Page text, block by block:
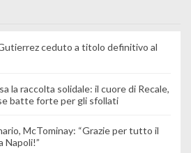
ceduto a titolo definitivo al
la raccolta solidale: il cuore di Recale,
batte forte per gli sfollati
McTominay: “Grazie per tutto il
Napoli!”